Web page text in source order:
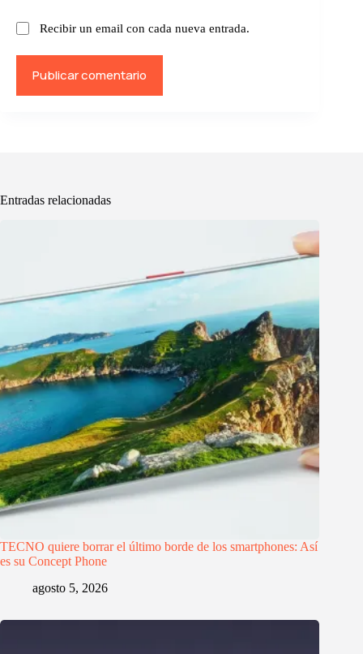
Recibir un email con cada nueva entrada.
Publicar comentario
Entradas relacionadas
TECNO quiere borrar el último borde de los smartphones: Así
es su Concept Phone
agosto 5, 2026